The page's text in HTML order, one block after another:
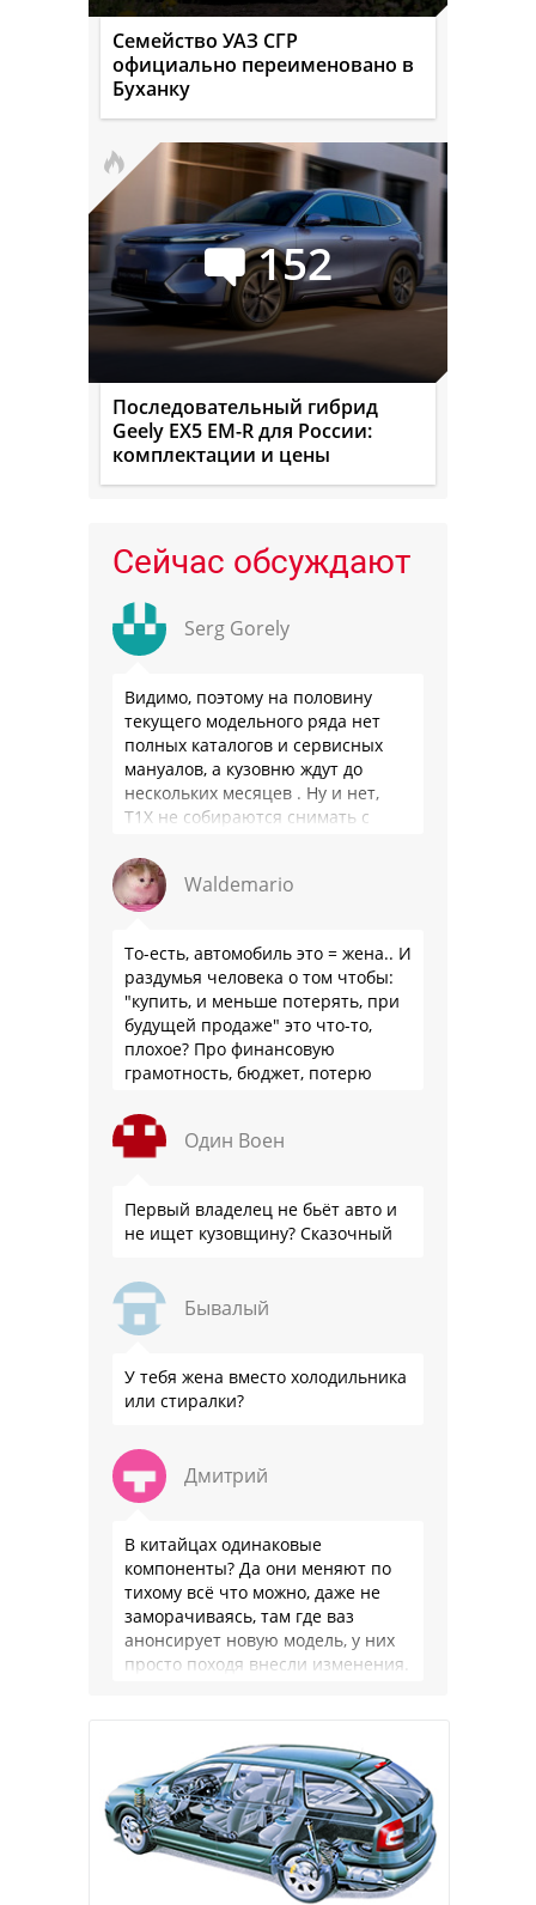
Семейство УАЗ СГР
официально переименовано в
Буханку
152
Последовательный гибрид
Geely EX5 EM-R для России:
комплектации и цены
Сейчас обсуждают
Serg Gorely
Видимо, поэтому на половину
текущего модельного ряда нет
полных каталогов и сервисных
мануалов, а кузовню ждут до
нескольких месяцев . Ну и нет,
Т1Х не собираются снимать с
лет …
Waldemario
То-есть, автомобиль это = жена.. И
раздумья человека о том чтобы:
"купить, и меньше потерять, при
будущей продаже" это что-то,
плохое? Про финансовую
грамотность, бюджет, потерю
слышали?
Один Воен
Первый владелец не бьёт авто и
не ищет кузовщину? Сказочный
Бывалый
У тебя жена вместо холодильника
или стиралки?
Дмитрий
В китайцах одинаковые
компоненты? Да они меняют по
тихому всё что можно, даже не
заморачиваясь, там где ваз
анонсирует новую модель, у них
просто походя внесли изменения.